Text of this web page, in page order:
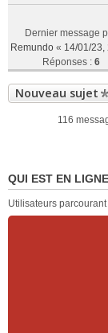
Dernier message
Remundo« 14/01/23,
Réponses : 6
Nouveau sujet
116
QUI EST EN
Utilisateurs